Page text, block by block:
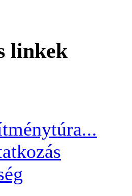
linkek